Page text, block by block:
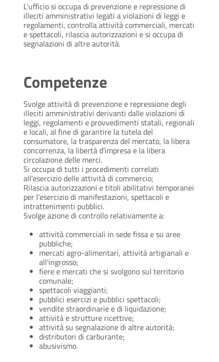
L'ufficio si occupa di prevenzione e repressione di
illeciti amministrativi legati a violazioni di leggi e
regolamenti, controlla attività commerciali, mercati
e spettacoli, rilascia autorizzazioni e si occupa di
segnalazioni di altre autorità.
Competenze
Svolge attività di prevenzione e repressione degli
illeciti amministrativi derivanti dalle violazioni di
leggi, regolamenti e provvedimenti statali, regionali
e locali, al fine di garantire la tutela del
consumatore, la trasparenza del mercato, la libera
concorrenza, la libertà d’impresa e la libera
circolazione delle merci.
Si occupa di tutti i procedimenti correlati
all'esercizio delle attività di commercio;
Rilascia autorizzazioni e titoli abilitativi temporanei
per l'esercizio di manifestazioni, spettacoli e
intrattenimenti pubblici.
Svolge azione di controllo relativamente a:
attività commerciali in sede fissa e su aree
pubbliche;
mercati agro-alimentari, attività artigianali e
all'ingrosso;
fiere e mercati che si svolgono sul territorio
comunale;
spettacoli viaggianti;
pubblici esercizi e pubblici spettacoli;
vendite straordinarie e di liquidazione;
attività e strutture ricettive;
attività su segnalazione di altre autorità;
distributori di carburante;
abusivismo.